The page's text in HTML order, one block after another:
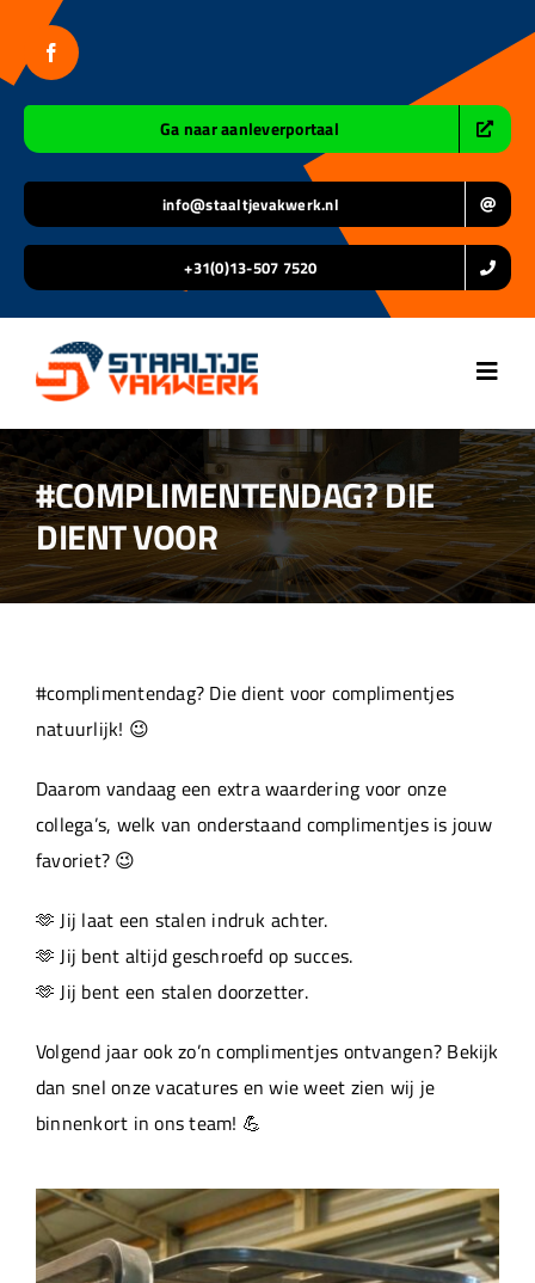
inhoud
Ga naar aanleverportaal
info@staaltjevakwerk.nl
+31(0)13-507 7520
Home
Over ons
Projecten
#COMPLIMENTENDAG? DIE
DIENT VOOR
#complimentendag? Die dient voor complimentjes
natuurlijk! 😉
Daarom vandaag een extra waardering voor onze
collega’s, welk van onderstaand complimentjes is jouw
favoriet? 😉
🫶 Jij laat een stalen indruk achter.
🫶 Jij bent altijd geschroefd op succes.
🫶 Jij bent een stalen doorzetter.
Volgend jaar ook zo’n complimentjes ontvangen? Bekijk
dan snel onze vacatures en wie weet zien wij je
binnenkort in ons team! 💪